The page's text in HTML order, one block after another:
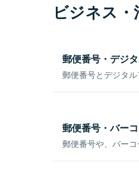
ビジネス
郵便番号・デジ
郵便番号とデジタ
郵便番号・バー
郵便番号や、バー